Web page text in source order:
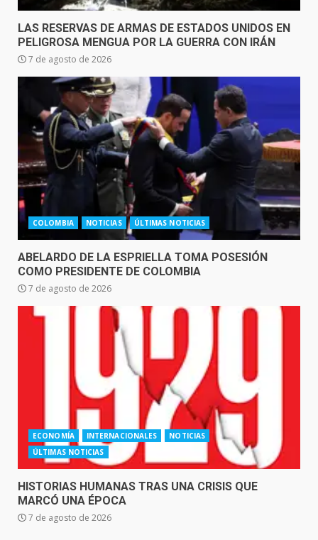
LAS RESERVAS DE ARMAS DE ESTADOS UNIDOS EN
PELIGROSA MENGUA POR LA GUERRA CON IRÁN
7 de agosto de 2026
COLOMBIA NOTICIAS ÚLTIMAS NOTICIAS
ABELARDO DE LA ESPRIELLA TOMA POSESIÓN
COMO PRESIDENTE DE COLOMBIA
7 de agosto de 2026
ECONOMÍA INTERNACIONALES
NOTICIAS
ÚLTIMAS NOTICIAS
HISTORIAS HUMANAS TRAS UNA CRISIS QUE
MARCÓ UNA ÉPOCA
7 de agosto de 2026